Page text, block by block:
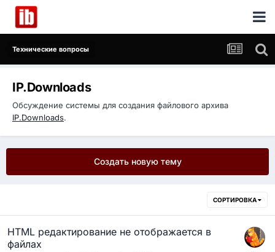
Технические вопросы
IP.Downloads
Обсуждение системы для создания файлового архива
IP.Downloads.
Создать новую тему
СОРТИРОВКА
HTML редактирование не отображается в
файлах